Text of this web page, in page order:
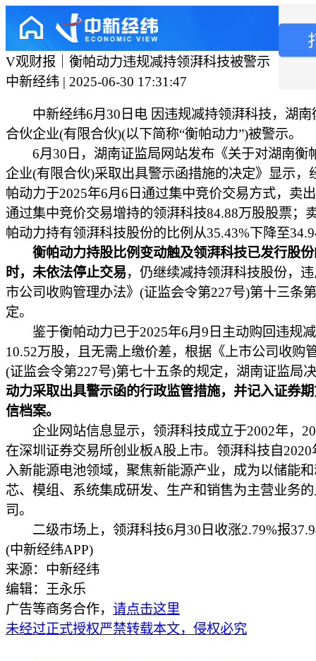
V观财报｜衡帕动力违规减持领湃科技被警示
中新经纬 | 2025-06-30 17:31:47
中新经纬6月30日电 因违规减持领湃科技，湖南
合伙企业(有限合伙)(以下简称“衡帕动力”)被警示。
6月30日，湖南证监局网站发布《关于对湖南衡
企业(有限合伙)采取出具警示函措施的决定》显示，
帕动力于2025年6月6日通过集中竞价交易方式，卖
通过集中竞价交易增持的领湃科技84.88万股股票；
帕动力持有领湃科技股份的比例从35.43%下降至
衡帕动力持股比例变动触及领湃科技已发行股
时，未依法停止交易，仍继续减持领湃科技股份，
市公司收购管理办法》(证监会令第227号)第十三条
定。
鉴于衡帕动力已于2025年6月9日主动购回违规
10.52万股，且无需上缴价差，根据《上市公司收购
(证监会令第227号)第七十五条的规定，湖南证监局
动力采取出具警示函的行政监管措施，并记入证券
信档案。
企业网站信息显示，领湃科技成立于2002年，
在深圳证券交易所创业板A股上市。领湃科技自2020
入新能源电池领域，聚焦新能源产业，成为以储能
芯、模组、系统集成研发、生产和销售为主营业务
司。
二级市场上，领湃科技6月30日收涨2.79%报
(中新经纬APP)
来源：中新经纬
编辑：王永乐
广告等商务合作， 请点击这里
未经过正式授权严禁转载本文，侵权必究